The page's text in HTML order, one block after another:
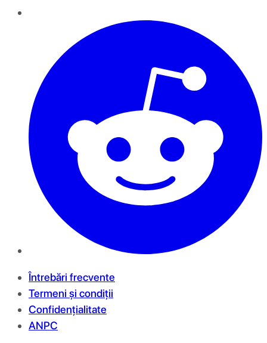
Întrebări frecvente
Termeni și condiții
Confidențialitate
ANPC